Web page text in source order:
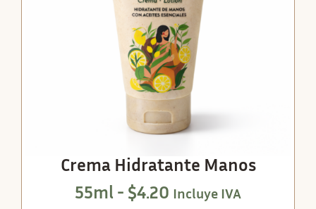
Crema Hidratante Manos
55ml - $4.20 Incluye IVA